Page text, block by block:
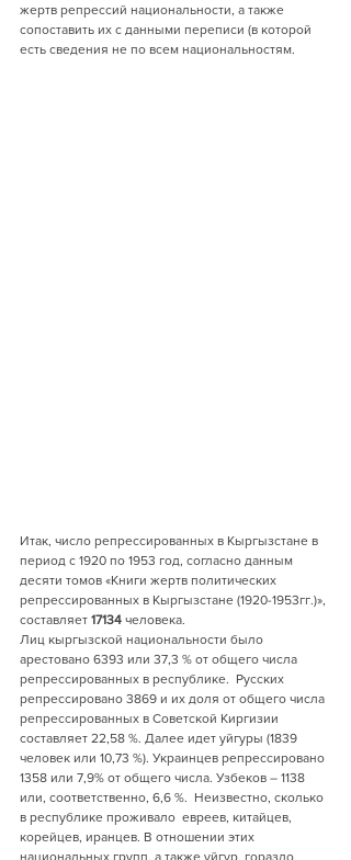
жертв репрессий нацио­нальности, а также
сопоставить их с данными переписи (в которой
есть сведения не по всем национальностям.
Итак, число репрессированных в Кыргызстане в
период с 1920 по 1953 год, согласно данным
десяти томов «Книги жертв политических
репрессированных в Кыргызстане (1920-1953гг.)»,
составляет 17134 человека.
Лиц кыргызской национальности было
арестовано 6393 или 37,3 % от общего числа
репрессированных в республике.  Русских
репрессиро­вано 3869 и их доля от общего числа
репрессированных в Советской Киргизии
составляет 22,58 %. Далее идет уйгуры (1839
человек или 10,73 %). Украинцев репрессировано
1358 или 7,9% от общего числа. Узбеков – 1138
или, соответственно, 6,6 %.  Неизвестно, сколько
в республике проживало  евреев, китайцев,
корейцев, иранцев. В отношении этих